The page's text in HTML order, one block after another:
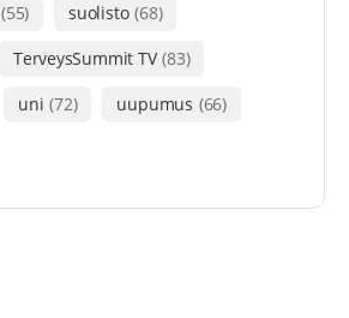
(55) suolisto (68)
TerveysSummit TV (83)
uni (72) uupumus (66)